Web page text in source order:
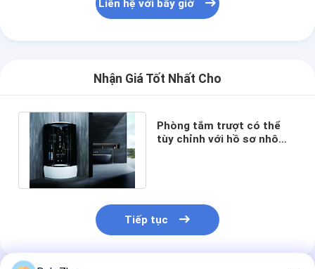
Liên hệ với bây giờ
Nhận Giá Tốt Nhất Cho
Phòng tắm trượt có thể
tùy chỉnh với hồ sơ nhôm
Tiếp tục